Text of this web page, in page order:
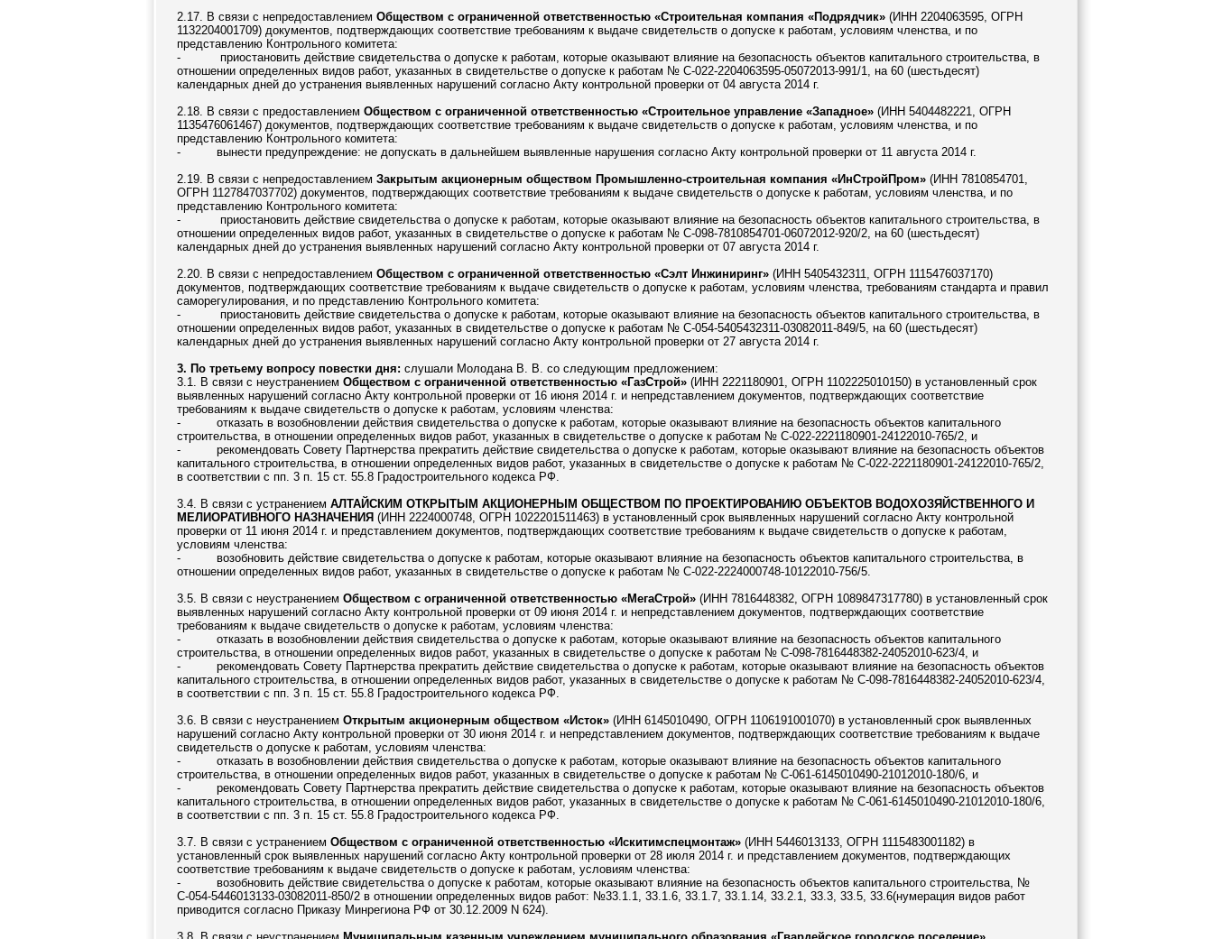
2.17. В связи с непредоставлением Обществом с ограниченной ответственностью «Строительная компания «Подрядчик» (ИНН 2204063595, ОГРН
1132204001709) документов, подтверждающих соответствие требованиям к выдаче свидетельств о допуске к работам, условиям членства, и по
представлению Контрольного комитета:
-
приостановить действие свидетельства о допуске к работам, которые оказывают влияние на безопасность объектов капитального строительства, в
отношении определенных видов работ, указанных в свидетельстве о допуске к работам № С-022-2204063595-05072013-991/1, на 60 (шестьдесят)
календарных дней до устранения выявленных нарушений согласно Акту контрольной проверки от 04 августа 2014 г.
2.18. В связи с предоставлением Обществом с ограниченной ответственностью «Строительное управление «Западное» (ИНН 5404482221, ОГРН
1135476061467) документов, подтверждающих соответствие требованиям к выдаче свидетельств о допуске к работам, условиям членства, и по
представлению Контрольного комитета:
-
вынести предупреждение: не допускать в дальнейшем выявленные нарушения согласно Акту контрольной проверки от 11 августа 2014 г.
2.19. В связи с непредоставлением Закрытым акционерным обществом Промышленно-строительная компания «ИнСтройПром» (ИНН 7810854701,
ОГРН 1127847037702) документов, подтверждающих соответствие требованиям к выдаче свидетельств о допуске к работам, условиям членства, и по
представлению Контрольного комитета:
-
приостановить действие свидетельства о допуске к работам, которые оказывают влияние на безопасность объектов капитального строительства, в
отношении определенных видов работ, указанных в свидетельстве о допуске к работам № С-098-7810854701-06072012-920/2, на 60 (шестьдесят)
календарных дней до устранения выявленных нарушений согласно Акту контрольной проверки от 07 августа 2014 г.
2.20. В связи с непредоставлением Обществом с ограниченной ответственностью «Сэлт Инжиниринг» (ИНН 5405432311, ОГРН 1115476037170)
документов, подтверждающих соответствие требованиям к выдаче свидетельств о допуске к работам, условиям членства, требованиям стандарта и правил
саморегулирования, и по представлению Контрольного комитета:
-
приостановить действие свидетельства о допуске к работам, которые оказывают влияние на безопасность объектов капитального строительства, в
отношении определенных видов работ, указанных в свидетельстве о допуске к работам № С-054-5405432311-03082011-849/5, на 60 (шестьдесят)
календарных дней до устранения выявленных нарушений согласно Акту контрольной проверки от 27 августа 2014 г.
3. По третьему вопросу повестки дня: слушали Молодана В. В. со следующим предложением:
3.1. В связи с неустранением Обществом с ограниченной ответственностью «ГазСтрой» (ИНН 2221180901, ОГРН 1102225010150) в установленный срок
выявленных нарушений согласно Акту контрольной проверки от 16 июня 2014 г. и непредставлением документов, подтверждающих соответствие
требованиям к выдаче свидетельств о допуске к работам, условиям членства:
-
отказать в возобновлении действия свидетельства о допуске к работам, которые оказывают влияние на безопасность объектов капитального
строительства, в отношении определенных видов работ, указанных в свидетельстве о допуске к работам № С-022-2221180901-24122010-765/2, и
-
рекомендовать Совету Партнерства прекратить действие свидетельства о допуске к работам, которые оказывают влияние на безопасность объектов
капитального строительства, в отношении определенных видов работ, указанных в свидетельстве о допуске к работам № С-022-2221180901-24122010-765/2,
в соответствии с пп. 3 п. 15 ст. 55.8 Градостроительного кодекса РФ.
3.4. В связи с устранением АЛТАЙСКИМ ОТКРЫТЫМ АКЦИОНЕРНЫМ ОБЩЕСТВОМ ПО ПРОЕКТИРОВАНИЮ ОБЪЕКТОВ ВОДОХОЗЯЙСТВЕННОГО И
МЕЛИОРАТИВНОГО НАЗНАЧЕНИЯ (ИНН 2224000748, ОГРН 1022201511463) в установленный срок выявленных нарушений согласно Акту контрольной
проверки от 11 июня 2014 г. и представлением документов, подтверждающих соответствие требованиям к выдаче свидетельств о допуске к работам,
условиям членства:
-
возобновить действие свидетельства о допуске к работам, которые оказывают влияние на безопасность объектов капитального строительства, в
отношении определенных видов работ, указанных в свидетельстве о допуске к работам № С-022-2224000748-10122010-756/5.
3.5. В связи с неустранением Обществом с ограниченной ответственностью «МегаСтрой» (ИНН 7816448382, ОГРН 1089847317780) в установленный срок
выявленных нарушений согласно Акту контрольной проверки от 09 июня 2014 г. и непредставлением документов, подтверждающих соответствие
требованиям к выдаче свидетельств о допуске к работам, условиям членства:
-
отказать в возобновлении действия свидетельства о допуске к работам, которые оказывают влияние на безопасность объектов капитального
строительства, в отношении определенных видов работ, указанных в свидетельстве о допуске к работам № С-098-7816448382-24052010-623/4, и
-
рекомендовать Совету Партнерства прекратить действие свидетельства о допуске к работам, которые оказывают влияние на безопасность объектов
капитального строительства, в отношении определенных видов работ, указанных в свидетельстве о допуске к работам № С-098-7816448382-24052010-623/4,
в соответствии с пп. 3 п. 15 ст. 55.8 Градостроительного кодекса РФ.
3.6. В связи с неустранением Открытым акционерным обществом «Исток» (ИНН 6145010490, ОГРН 1106191001070) в установленный срок выявленных
нарушений согласно Акту контрольной проверки от 30 июня 2014 г. и непредставлением документов, подтверждающих соответствие требованиям к выдаче
свидетельств о допуске к работам, условиям членства:
-
отказать в возобновлении действия свидетельства о допуске к работам, которые оказывают влияние на безопасность объектов капитального
строительства, в отношении определенных видов работ, указанных в свидетельстве о допуске к работам № С-061-6145010490-21012010-180/6, и
-
рекомендовать Совету Партнерства прекратить действие свидетельства о допуске к работам, которые оказывают влияние на безопасность объектов
капитального строительства, в отношении определенных видов работ, указанных в свидетельстве о допуске к работам № С-061-6145010490-21012010-180/6,
в соответствии с пп. 3 п. 15 ст. 55.8 Градостроительного кодекса РФ.
3.7. В связи с устранением Обществом с ограниченной ответственностью «Искитимспецмонтаж» (ИНН 5446013133, ОГРН 1115483001182) в
установленный срок выявленных нарушений согласно Акту контрольной проверки от 28 июля 2014 г. и представлением документов, подтверждающих
соответствие требованиям к выдаче свидетельств о допуске к работам, условиям членства:
-
возобновить действие свидетельства о допуске к работам, которые оказывают влияние на безопасность объектов капитального строительства, №
С-054-5446013133-03082011-850/2 в отношении определенных видов работ: №33.1.1, 33.1.6, 33.1.7, 33.1.14, 33.2.1, 33.3, 33.5, 33.6(нумерация видов работ
приводится согласно Приказу Минрегиона РФ от 30.12.2009 N 624).